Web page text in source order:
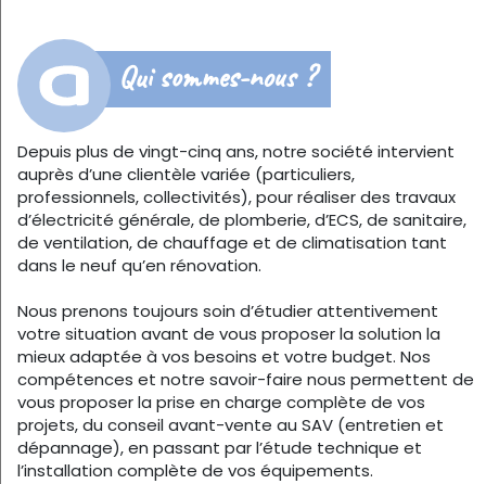
Qui sommes-nous ?
Depuis plus de vingt-cinq ans, notre société intervient
auprès d’une clientèle variée (particuliers,
professionnels, collectivités), pour réaliser des travaux
d’électricité générale, de plomberie, d’ECS, de sanitaire,
de ventilation, de chauffage et de climatisation tant
dans le neuf qu’en rénovation.
Nous prenons toujours soin d’étudier attentivement
votre situation avant de vous proposer la solution la
mieux adaptée à vos besoins et votre budget. Nos
compétences et notre savoir-faire nous permettent de
vous proposer la prise en charge complète de vos
projets, du conseil avant-vente au SAV (entretien et
dépannage), en passant par l’étude technique et
l’installation complète de vos équipements.